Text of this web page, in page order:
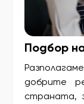
Подбор
добрите
страната,